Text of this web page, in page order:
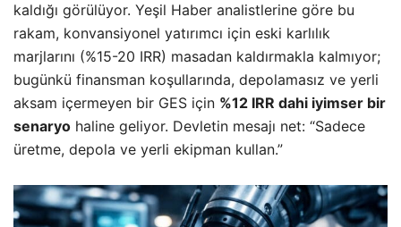
kaldığı görülüyor. Yeşil Haber analistlerine göre bu
rakam, konvansiyonel yatırımcı için eski karlılık
marjlarını (%15-20 IRR) masadan kaldırmakla kalmıyor;
bugünkü finansman koşullarında, depolamasız ve yerli
aksam içermeyen bir GES için %12 IRR dahi iyimser bir
senaryo haline geliyor. Devletin mesajı net: “Sadece
üretme, depola ve yerli ekipman kullan.”